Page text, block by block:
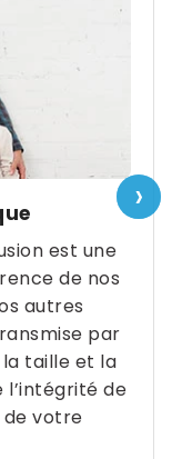
est une
de nos
autres
par
taille et la
l’intégrité de
votre
›
›